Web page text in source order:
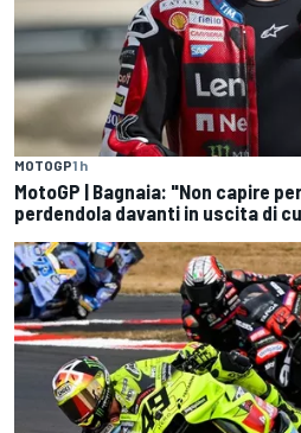
MOTOGP1 h
MotoGP | Bagnaia: "Non capire
perdendola davanti in uscita di